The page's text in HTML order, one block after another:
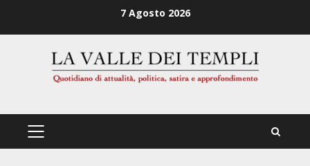
7 Agosto 2026
PRIMÄRES